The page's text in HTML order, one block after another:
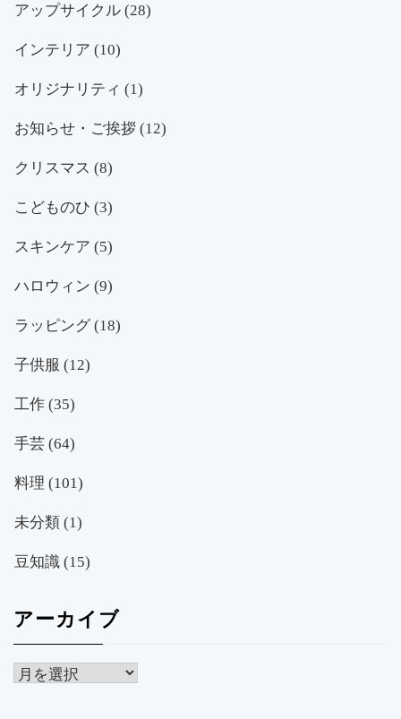
アップサイクル (28)
インテリア (10)
オリジナリティ (1)
お知らせ・ご挨拶 (12)
クリスマス (8)
こどものひ (3)
スキンケア (5)
ハロウィン (9)
ラッピング(18)
子供服 (12)
工作 (35)
手芸 (64)
料理 (101)
未分類 (1)
豆知識 (15)
アーカイブ
ア